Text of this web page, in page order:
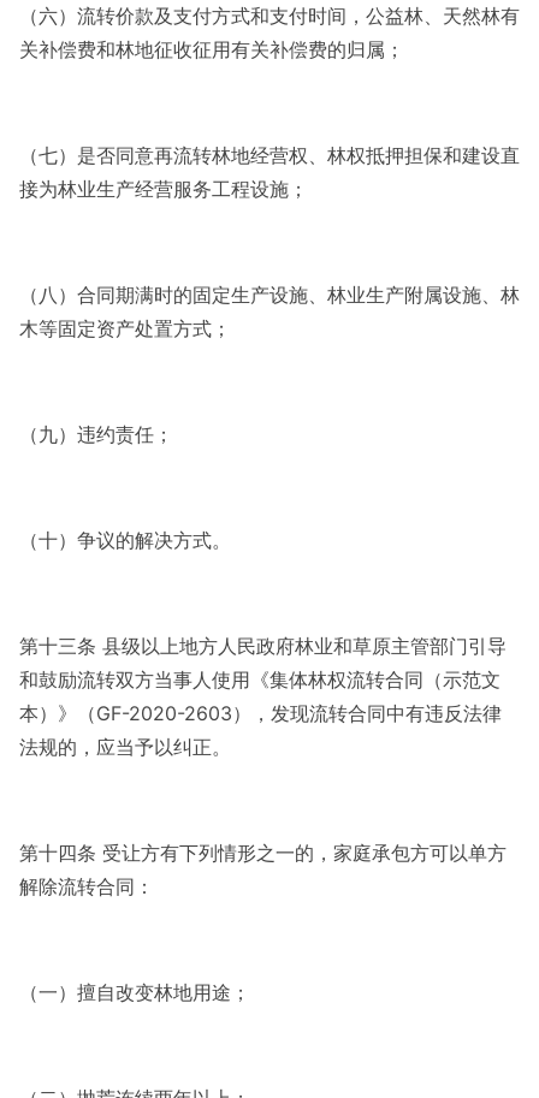
（六）流转价款及支付方式和支付时间，公益林、天然林有
关补偿费和林地征收征用有关补偿费的归属；
（七）是否同意再流转林地经营权、林权抵押担保和建设直
接为林业生产经营服务工程设施；
（八）合同期满时的固定生产设施、林业生产附属设施、林
木等固定资产处置方式；
（九）违约责任；
（十）争议的解决方式。
第十三条 县级以上地方人民政府林业和草原主管部门引导
和鼓励流转双方当事人使用《集体林权流转合同（示范文
本）》（GF-2020-2603），发现流转合同中有违反法律
法规的，应当予以纠正。
第十四条 受让方有下列情形之一的，家庭承包方可以单方
解除流转合同：
（一）擅自改变林地用途；